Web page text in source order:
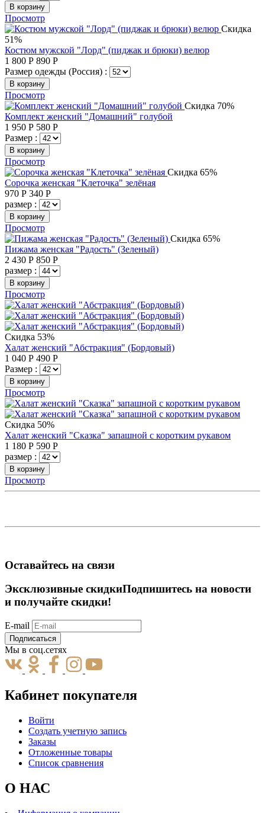
В корзину
Просмотр
Скидка
51%
Костюм мужской "Лорд" (пиджак и брюки) велюр
1 800 Р 890 Р
Размер одежды (Россия) :
В корзину
Просмотр
Скидка 70%
Комплект женский "Домашний" голубой
1 950 Р 580 Р
Размер :
В корзину
Просмотр
Скидка 65%
Сорочка женская "Клеточка" зелёная
970 Р 340 Р
размер :
В корзину
Просмотр
Скидка 65%
Пижама женская "Радость" (Зеленый)
2 430 Р 850 Р
размер :
В корзину
Просмотр
Скидка 53%
Халат женский "Абстракция" (Бордовый)
1 040 Р 490 Р
Размер :
В корзину
Просмотр
Скидка 50%
Халат женский "Сказка" запашной с коротким рукавом
1 180 Р 590 Р
размер :
В корзину
Просмотр
Оставайтесь на связи
Эксклюзивные скидкиПодпишитесь на новости
и получайте скидки!
E-mail
Подписаться
Мы в соц.сетях
Кабинет покупателя
Войти
Создать учетную запись
Заказы
Отложенные товары
Список сравнения
О НАС